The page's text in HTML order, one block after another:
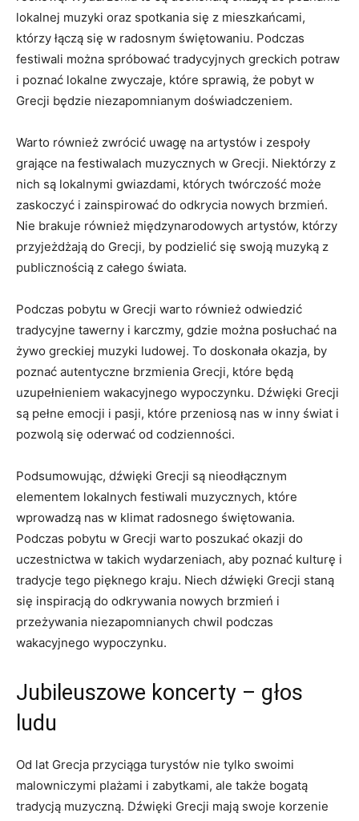
lokalnej muzyki oraz spotkania się ​z mieszkańcami,
którzy łączą się w radosnym świętowaniu. Podczas
festiwali można spróbować tradycyjnych greckich potraw
i⁤ poznać lokalne zwyczaje, które sprawią, że pobyt w
Grecji będzie niezapomnianym doświadczeniem.
Warto również zwrócić uwagę na ⁣artystów i zespoły
grające na festiwalach muzycznych w Grecji. Niektórzy z
nich są lokalnymi gwiazdami, których twórczość może
zaskoczyć i zainspirować do ⁤odkrycia ‌nowych brzmień.
Nie brakuje ⁢również międzynarodowych artystów, którzy
przyjeżdżają do Grecji, by ​podzielić ​się swoją muzyką z
publicznością z całego świata.
Podczas pobytu w Grecji warto również ‍odwiedzić
tradycyjne tawerny i karczmy, ⁤gdzie można posłuchać na
żywo⁤ greckiej muzyki ludowej. To doskonała okazja, by
poznać autentyczne brzmienia Grecji, ‌które będą
uzupełnieniem wakacyjnego wypoczynku. Dźwięki Grecji
są pełne emocji i pasji, które przeniosą nas w inny świat i⁢
pozwolą się oderwać⁢ od codzienności.
Podsumowując, dźwięki Grecji są nieodłącznym
elementem lokalnych festiwali muzycznych, które
wprowadzą nas w klimat radosnego świętowania.
Podczas pobytu w Grecji warto poszukać okazji do
uczestnictwa w takich wydarzeniach,⁤ aby poznać kulturę i
tradycje tego pięknego kraju. Niech dźwięki Grecji staną
się inspiracją do odkrywania nowych brzmień i
przeżywania niezapomnianych chwil podczas
wakacyjnego wypoczynku.
Jubileuszowe koncerty – głos
ludu
Od lat Grecja przyciąga turystów nie tylko ​swoimi
malowniczymi plażami i zabytkami, ale także bogatą
tradycją muzyczną. Dźwięki Grecji mają swoje korzenie